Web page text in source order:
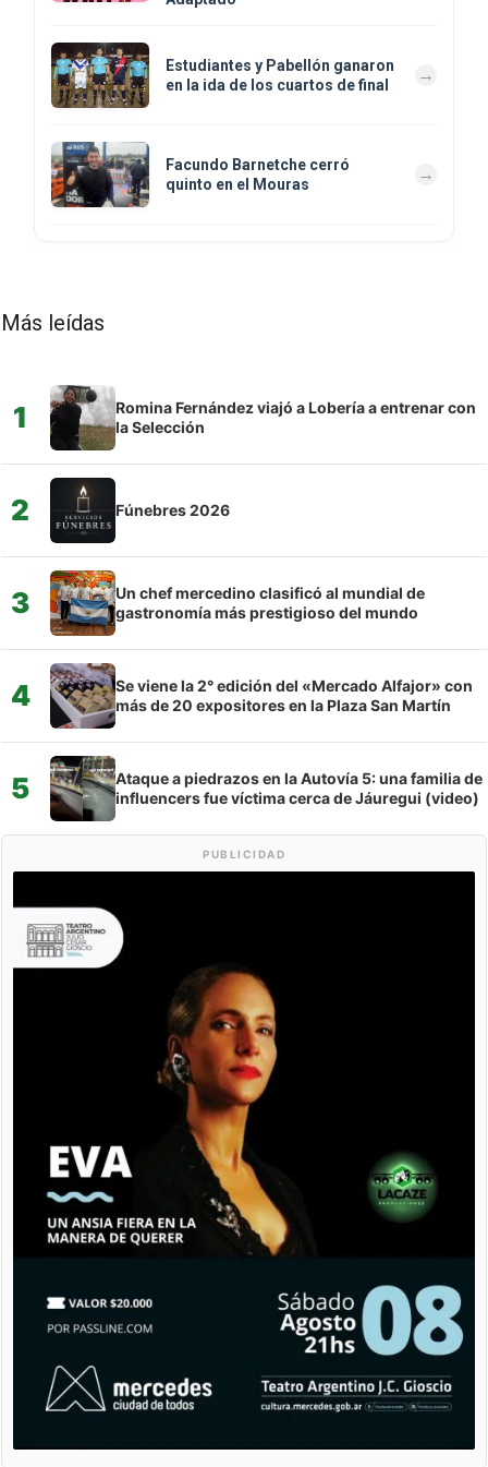
Estudiantes y Pabellón ganaron
en la ida de los cuartos de final
Facundo Barnetche cerró
quinto en el Mouras
Más leídas
1
Romina Fernández viajó a Lobería a entrenar con
la Selección
2 Fúnebres 2026
3
Un chef mercedino clasificó al mundial de
gastronomía más prestigioso del mundo
4
Se viene la 2° edición del «Mercado Alfajor» con
más de 20 expositores en la Plaza San Martín
5
Ataque a piedrazos en la Autovía 5: una familia de
influencers fue víctima cerca de Jáuregui (video)
PUBLICIDAD